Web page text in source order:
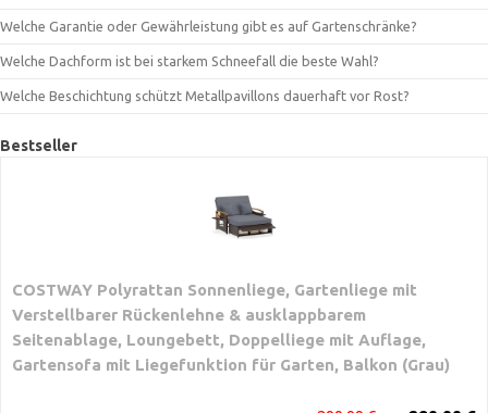
Welche Garantie oder Gewährleistung gibt es auf Gartenschränke?
Welche Dachform ist bei starkem Schneefall die beste Wahl?
Welche Beschichtung schützt Metallpavillons dauerhaft vor Rost?
Bestseller
COSTWAY Polyrattan Sonnenliege, Gartenliege mit
Verstellbarer Rückenlehne & ausklappbarem
Seitenablage, Loungebett, Doppelliege mit Auflage,
Gartensofa mit Liegefunktion für Garten, Balkon (Grau)